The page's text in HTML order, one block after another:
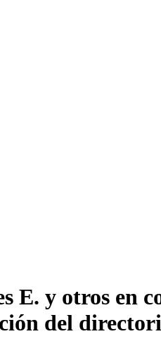
E. y otros en
del